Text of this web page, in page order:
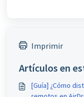
Imprimir
Artículos en
[Guía] ¿Cómo